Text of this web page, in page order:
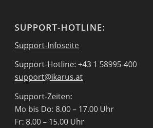
SUPPORT-HOTLINE:
Support-Infoseite
Support-Hotline: +43 1 58995-400
support@ikarus.at
Support-Zeiten:
Mo bis Do: 8.00 – 17.00 Uhr
Fr: 8.00 – 15.00 Uhr